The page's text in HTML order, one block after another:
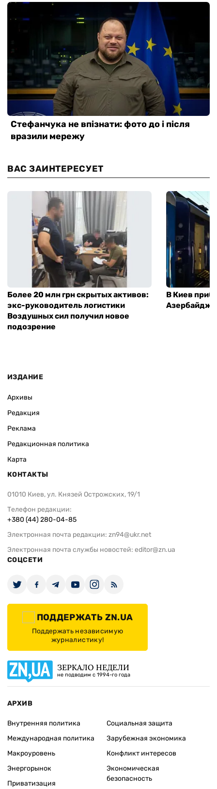
ВАС ЗАИНТЕРЕСУЕТ
Более 20 млн грн скрытых активов:
экс-руководитель логистики
Воздушных сил получил новое
подозрение
В Киев
ИЗДАНИЕ
Архивы
Редакция
Реклама
Редакционная политика
Карта
КОНТАКТЫ
01010 Киев, ул. Князей Острожских, 19/1
Телефон редакции:
+380 (44) 280-04-85
Электронная почта редакции: zn94@ukr.net
Электронная почта службы новостей: editor@zn.ua
СОЦСЕТИ
ПОДДЕРЖАТЬ ZN.UA
Поддержать независимую
журналистику!
ЗЕРКАЛО НЕДЕЛИ
не подводим с 1994-го года
АРХИВ
Внутренняя политика
Международная политика
Макроуровень
Энергорынок
Приватизация
Социальная защита
Зарубежная экономика
Конфликт интересов
Экономическая
безопасность